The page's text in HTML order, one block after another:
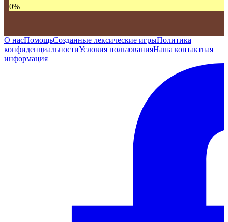
0%
О насПомощьСозданные лексические игрыПолитика
конфиденциальностиУсловия пользованияНаша контактная
информация